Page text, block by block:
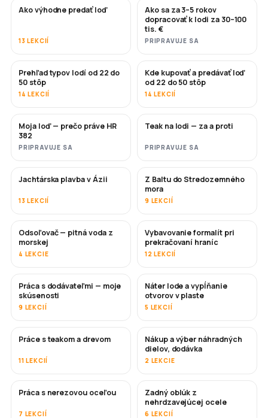
NOVÉ
Ako výhodne predať loď
13 LEKCIÍ
NOVÉ
Ako sa za 3–5 rokov
dopracovať k lodi za 30–100
tis. €
PRIPRAVUJE SA
ČOSKORO
Prehľad typov lodí od 22 do
50 stôp
14 LEKCIÍ
ČOSKORO
Kde kupovať a predávať loď
od 22 do 50 stôp
14 LEKCIÍ
ČOSKORO
Moja loď — prečo práve HR
382
PRIPRAVUJE SA
ČOSKORO
Teak na lodi — za a proti
PRIPRAVUJE SA
ČOSKORO
Jachtárska plavba v Ázii
13 LEKCIÍ
ČOSKORO
Z Baltu do Stredozemného
mora
9 LEKCIÍ
ČOSKORO
Odsoľovač — pitná voda z
morskej
4 LEKCIE
Vybavovanie formalít pri
prekračovaní hraníc
12 LEKCIÍ
ČOSKORO
Práca s dodávateľmi — moje
skúsenosti
9 LEKCIÍ
ČOSKORO
Náter lode a vypĺňanie
otvorov v plaste
5 LEKCIÍ
Práce s teakom a drevom
11 LEKCIÍ
ČOSKORO
Nákup a výber náhradných
dielov, dodávka
2 LEKCIE
ČOSKORO
Práca s nerezovou oceľou
7 LEKCIÍ
Zadný oblúk z
nehrdzavejúcej ocele
6 LEKCIÍ